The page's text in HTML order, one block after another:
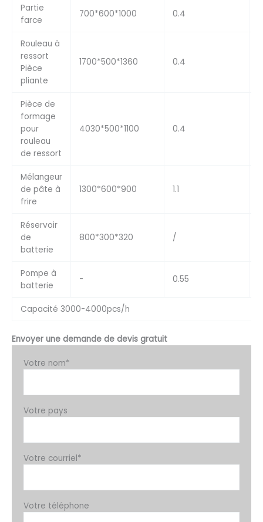
Partie
farce
700*600*1000 0.4
Rouleau à
ressort
Pièce
pliante
1700*500*1360 0.4
Pièce de
formage
pour
rouleau
de ressort
4030*500*1100 0.4
Mélangeur
de pâte à
frire
1300*600*900 1.1
Réservoir
de
batterie
800*300*320 /
Pompe à
batterie
- 0.55
Capacité 3000-4000pcs/h
Envoyer une demande de devis gratuit
Votre nom*
Votre pays
Votre courriel*
Votre téléphone